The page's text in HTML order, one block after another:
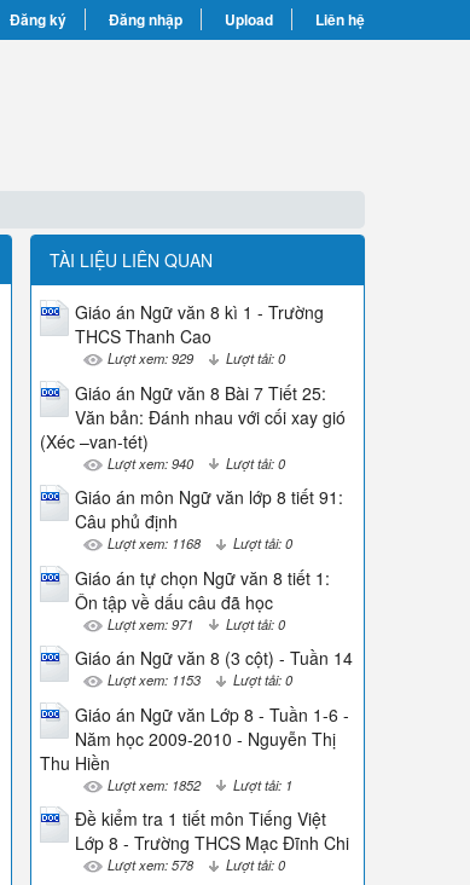
Đăng ký Đăng nhập Upload Liên hệ
TÀI LIỆU LIÊN QUAN
Giáo án Ngữ văn 8 kì 1 - Trường
THCS Thanh Cao
Lượt xem: 929 Lượt tải: 0
Giáo án Ngữ văn 8 Bài 7 Tiết 25:
Văn bản: Đánh nhau với cối xay gió
(Xéc –van-tét)
Lượt xem: 940 Lượt tải: 0
Giáo án môn Ngữ văn lớp 8 tiết 91:
Câu phủ định
Lượt xem: 1168 Lượt tải: 0
Giáo án tự chọn Ngữ văn 8 tiết 1:
Ôn tập về dấu câu đã học
Lượt xem: 971 Lượt tải: 0
Giáo án Ngữ văn 8 (3 cột) - Tuần 14
Lượt xem: 1153 Lượt tải: 0
Giáo án Ngữ văn Lớp 8 - Tuần 1-6 -
Năm học 2009-2010 - Nguyễn Thị
Thu Hiền
Lượt xem: 1852 Lượt tải: 1
Đề kiểm tra 1 tiết môn Tiếng Việt
Lớp 8 - Trường THCS Mạc Đĩnh Chi
Lượt xem: 578 Lượt tải: 0